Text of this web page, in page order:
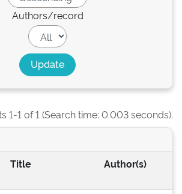
Authors/record
1-1 of 1 (Search time: 0.003 seconds).
Title Author(s)